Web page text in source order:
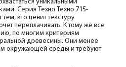
уникальными
Серия Техно Техно 715-
кто ценит текстуру
переплачивать. К тому же все
по многим критериям
древесины. Они менее
окружающей среды и требуют